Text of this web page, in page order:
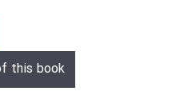
this book